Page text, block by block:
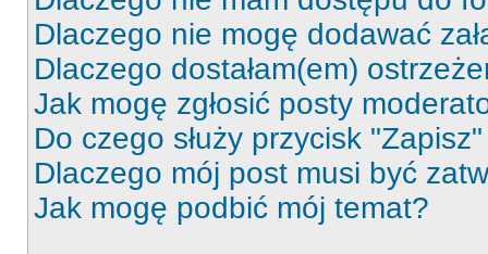
Dlaczego nie mogę dodawać
Dlaczego dostałam(em)
Jak mogę zgłosić posty
Do czego służy przycisk
Dlaczego mój post musi być
Jak mogę podbić mój temat?